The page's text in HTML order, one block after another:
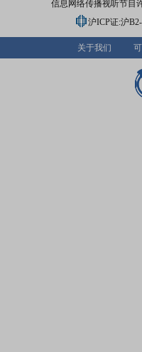
信息网络传播视听节目
沪ICP证:沪
关于我们